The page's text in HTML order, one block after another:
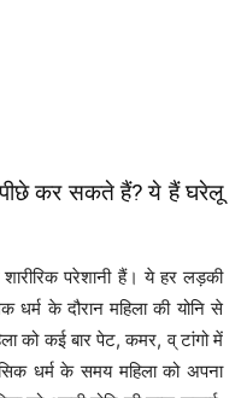
कर सकते हैं? ये हैं घरेलू
परेशानी हैं। ये हर लड़की
धर्म के दौरान महिला की योनि से
को कई बार पेट, कमर, व् टांगो में
धर्म के समय महिला को अपना